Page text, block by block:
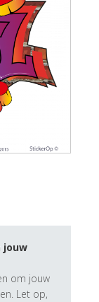
jouw
om jouw
Let op,